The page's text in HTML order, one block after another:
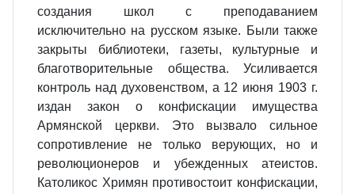
создания школ с преподаванием
исключительно на русском языке. Были также
закрыты библиотеки, газеты, культурные и
благотворительные общества. Усиливается
контроль над духовенством, а 12 июня 1903 г.
издан закон о конфискации имущества
Армянской церкви. Это вызвало сильное
сопротивление не только верующих, но и
революционеров и убежденных атеистов.
Католикос Хримян противостоит конфискации,